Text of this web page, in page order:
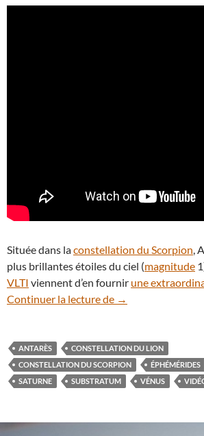
Située dans laconstellation du Scorpion,
plus brillantes étoiles du ciel (magnitude
VLTI viennent d’en fournir une
Continuer la lecture de En vidéo : les
→
ANTARÈS
CONSTELLATION DU LION
CONSTELLATION DU SCORPION
ÉPHÉMÉRIDES
SATURNE
SUBSTRATUM VÉNUS